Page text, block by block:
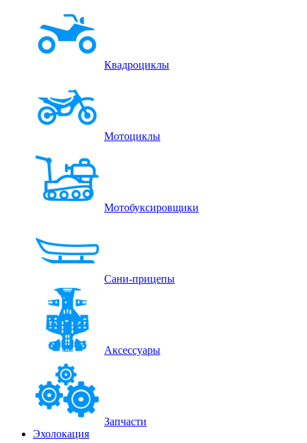
Квадроциклы
Мотоциклы
Мотобуксировщики
Сани-прицепы
Аксессуары
Запчасти
Эхолокация